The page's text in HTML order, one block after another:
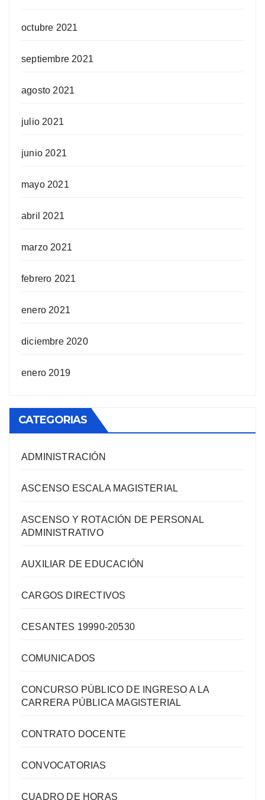
octubre 2021
septiembre 2021
agosto 2021
julio 2021
junio 2021
mayo 2021
abril 2021
marzo 2021
febrero 2021
enero 2021
diciembre 2020
enero 2019
CATEGORIAS
ADMINISTRACIÓN
ASCENSO ESCALA MAGISTERIAL
ASCENSO Y ROTACIÓN DE PERSONAL
ADMINISTRATIVO
AUXILIAR DE EDUCACIÓN
CARGOS DIRECTIVOS
CESANTES 19990-20530
COMUNICADOS
CONCURSO PÚBLICO DE INGRESO A LA
CARRERA PÚBLICA MAGISTERIAL
CONTRATO DOCENTE
CONVOCATORIAS
CUADRO DE HORAS